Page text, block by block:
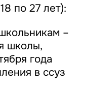
по 27 лет):
–
школы,
года
в ссуз